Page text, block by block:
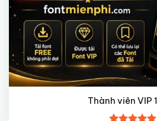
Thành viên VIP